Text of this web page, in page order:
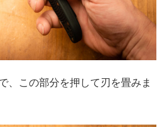
、この部分を押して刃を畳みま